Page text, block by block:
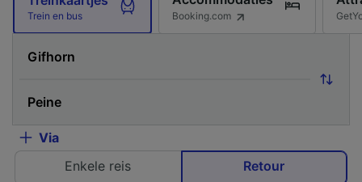
Trein en bus Booking.com
Via
Enkele reis
Retour